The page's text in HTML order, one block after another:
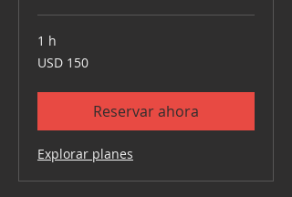
1 h
150
dólares
USD 150
Reservar ahora
Explorar planes